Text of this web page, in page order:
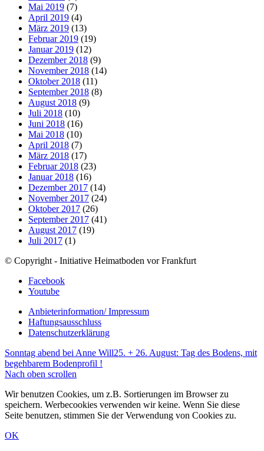
Mai 2019 (7)
April 2019 (4)
März 2019 (13)
Februar 2019 (19)
Januar 2019 (12)
Dezember 2018 (9)
November 2018 (14)
Oktober 2018 (11)
September 2018 (8)
August 2018 (9)
Juli 2018 (10)
Juni 2018 (16)
Mai 2018 (10)
April 2018 (7)
März 2018 (17)
Februar 2018 (23)
Januar 2018 (16)
Dezember 2017 (14)
November 2017 (24)
Oktober 2017 (26)
September 2017 (41)
August 2017 (19)
Juli 2017 (1)
© Copyright - Initiative Heimatboden vor Frankfurt
Facebook
Youtube
Anbieterinformation/ Impressum
Haftungsausschluss
Datenschutzerklärung
Sonntag abend bei Anne Will25. + 26. August: Tag des Bodens, mit
begehbarem Bodenprofil !
Nach oben scrollen
Wir benutzen Cookies, um z.B. Sortierungen im Browser zu
speichern. Werbecookies verwenden wir keine. Wenn Sie diese
Seite benutzen, stimmen Sie der Verwendung von Cookies zu.
OK